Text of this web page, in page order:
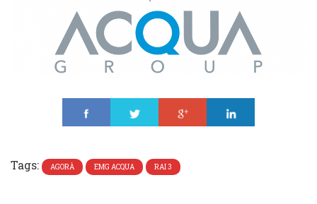
Tags: AGORÀ EMG ACQUA RAI 3